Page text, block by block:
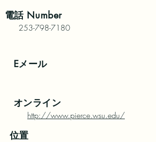
電話Number
253-798-7180
Eメール
オンライン
http://www.pierce.wsu.edu/
位置